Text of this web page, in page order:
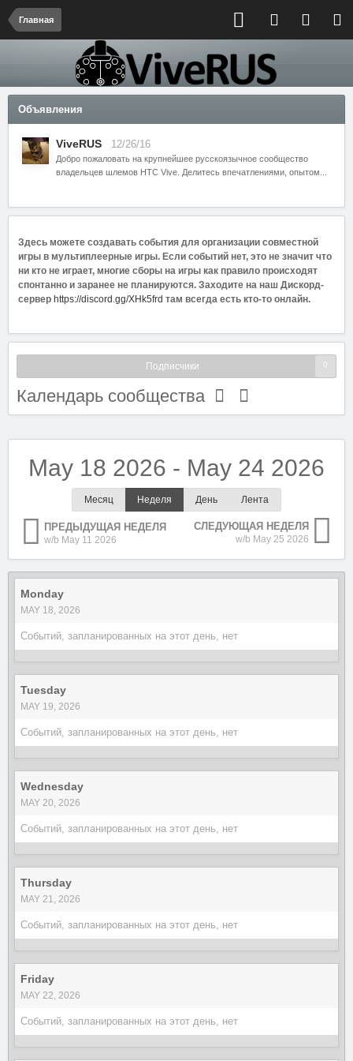
Главная
Объявления
ViveRUS 12/26/16
Добро пожаловать на крупнейшее русскоязычное сообщество
владельцев шлемов HTC Vive. Делитесь впечатлениями, опытом...
Здесь можете создавать события для организации совместной
игры в мультиплеерные игры. Если событий нет, это не значит что
ни кто не играет, многие сборы на игры как правило происходят
спонтанно и заранее не планируются. Заходите на наш Дискорд-
сервер https://discord.gg/XHk5frd там всегда есть кто-то онлайн.
Подписчики 0
Календарь сообщества
ПРЕДЫДУЩАЯ НЕДЕЛЯ
w/b May 11 2026
May 18 2026 - May 24 2026
Месяц Неделя День Лента
СЛЕДУЮЩАЯ НЕДЕЛЯ
w/b May 25 2026
Monday
MAY 18, 2026
Событий, запланированных на этот день, нет
Tuesday
MAY 19, 2026
Событий, запланированных на этот день, нет
Wednesday
MAY 20, 2026
Событий, запланированных на этот день, нет
Thursday
MAY 21, 2026
Событий, запланированных на этот день, нет
Friday
MAY 22, 2026
Событий, запланированных на этот день, нет